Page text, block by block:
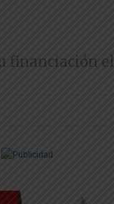
financiación el